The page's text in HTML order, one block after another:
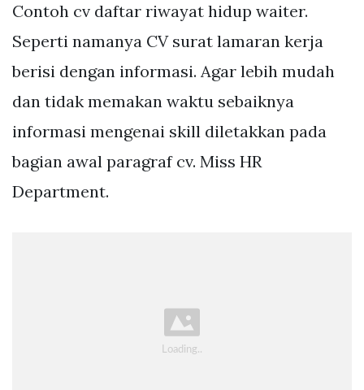
Contoh cv daftar riwayat hidup waiter.
Seperti namanya CV surat lamaran kerja
berisi dengan informasi. Agar lebih mudah
dan tidak memakan waktu sebaiknya
informasi mengenai skill diletakkan pada
bagian awal paragraf cv. Miss HR
Department.